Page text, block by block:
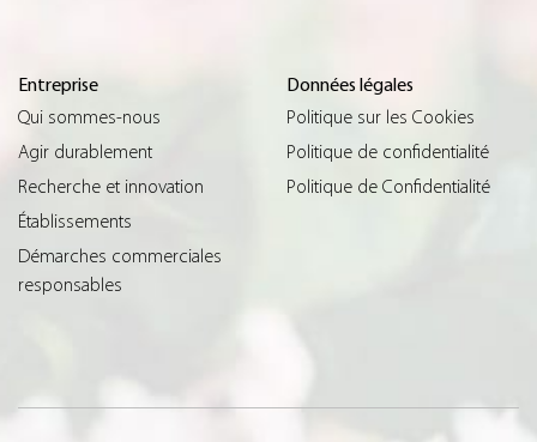
Entreprise
Qui sommes-nous
Agir durablement
Recherche et innovation
Établissements
Démarches commerciales
responsables
Données légales
Politique sur les Cookies
Politique de confidentialité
Politique de Confidentialité